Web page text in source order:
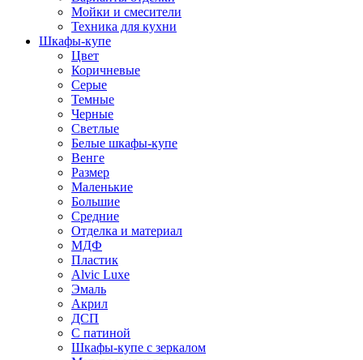
Мойки и смесители
Техника для кухни
Шкафы-купе
Цвет
Коричневые
Серые
Темные
Черные
Светлые
Белые шкафы-купе
Венге
Размер
Маленькие
Большие
Средние
Отделка и материал
МДФ
Пластик
Alvic Luxe
Эмаль
Акрил
ДСП
С патиной
Шкафы-купе с зеркалом